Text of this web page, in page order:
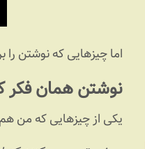
اما چیزهایی که نوشتن
نوشتن همان
یکی از چیزهایی که من